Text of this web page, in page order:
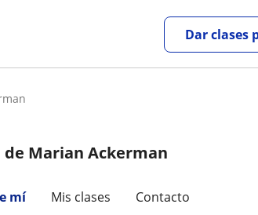
Dar clases
Marian Ackerman
mí Mis clases Contacto